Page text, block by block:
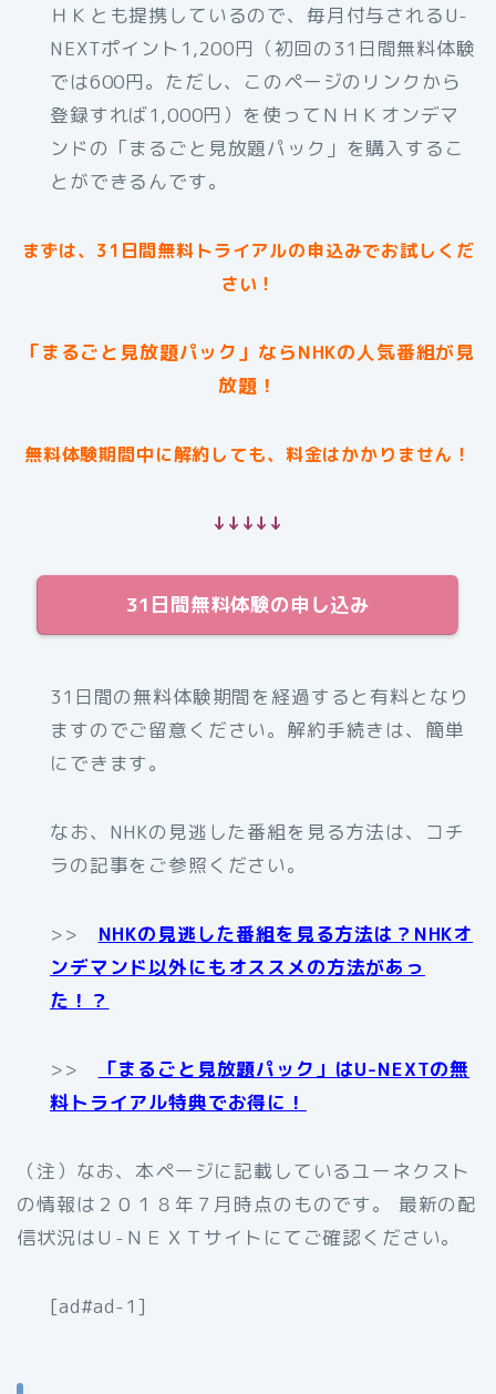
ＨＫとも提携しているので、毎月付与されるU-
NEXTポイント1,200円（初回の31日間無料体験
では600円。ただし、このページのリンクから
登録すれば1,000円）を使ってＮＨＫオンデマ
ンドの「まるごと見放題パック」を購入するこ
とができるんです。
まずは、31日間無料トライアルの申込みでお試しくだ
さい！
「まるごと見放題パック」ならNHKの人気番組が見
放題！
無料体験期間中に解約しても、料金はかかりません！
↓↓↓↓↓
31日間無料体験の申し込み
31日間の無料体験期間を経過すると有料となり
ますのでご留意ください。解約手続きは、簡単
にできます。
なお、NHKの見逃した番組を見る方法は、コチ
ラの記事をご参照ください。
>> NHKの見逃した番組を見る方法は？NHKオ
ンデマンド以外にもオススメの方法があっ
た！？
>>
「まるごと見放題パック」はU-NEXTの無
料トライアル特典でお得に！
（注）なお、本ページに記載しているユーネクスト
の情報は２０１８年７月時点のものです。 最新の配
信状況はＵ-ＮＥＸＴサイトにてご確認ください。
[ad#ad-1]